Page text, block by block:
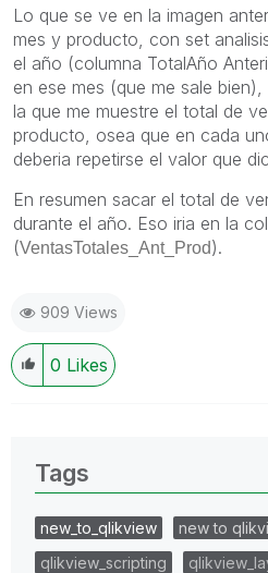
Lo que se ve en la imagen
mes y producto, con set
el año (columna TotalAño
en ese mes (que me sale
la que me muestre el total de
producto, osea que en cada
deberia repetirse el valor que
En resumen sacar el total de
durante el año. Eso iria en la
(VentasTotales_Ant_Prod).
909 Views
0 Likes
Tags
new_to_qlikview
new to
qlikview_scripting